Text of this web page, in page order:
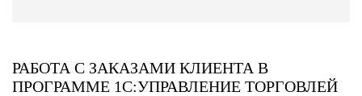
РАБОТА С ЗАКАЗАМИ КЛИЕНТА В
ПРОГРАММЕ 1С:УПРАВЛЕНИЕ ТОРГОВЛЕЙ